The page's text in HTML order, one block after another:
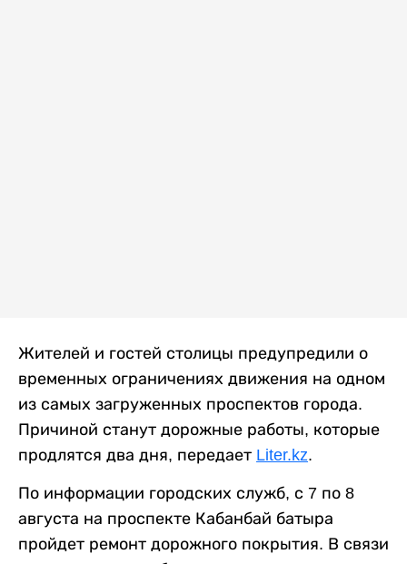
Жителей и гостей столицы предупредили о
временных ограничениях движения на одном
из самых загруженных проспектов города.
Причиной станут дорожные работы, которые
продлятся два дня, передает Liter.kz.
По информации городских служб, с 7 по 8
августа на проспекте Кабанбай батыра
пройдет ремонт дорожного покрытия. В связи